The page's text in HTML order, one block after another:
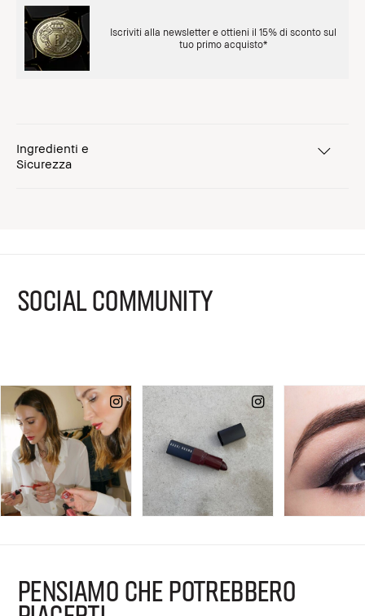
Iscriviti alla newsletter e ottieni il 15% di sconto sul
tuo primo acquisto*
Ingredienti e
Sicurezza
SOCIAL COMMUNITY
PENSIAMO CHE POTREBBERO